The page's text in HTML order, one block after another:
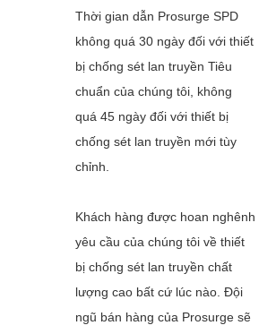
Thời gian dẫn Prosurge SPD
không quá 30 ngày đối với thiết
bị chống sét lan truyền Tiêu
chuẩn của chúng tôi, không
quá 45 ngày đối với thiết bị
chống sét lan truyền mới tùy
chỉnh.
Khách hàng được hoan nghênh
yêu cầu của chúng tôi về thiết
bị chống sét lan truyền chất
lượng cao bất cứ lúc nào. Đội
ngũ bán hàng của Prosurge sẽ